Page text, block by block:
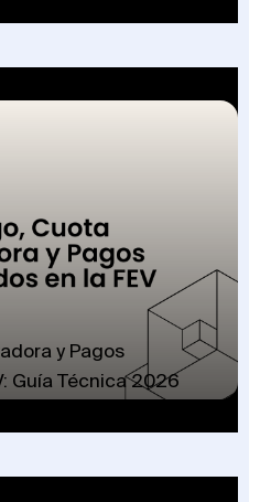
y Pagos
Guía Técnica 2026